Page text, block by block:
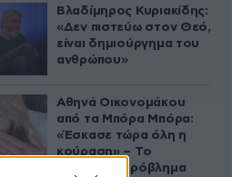
Βλαδίμηρος Κυριακίδης:
«Δεν πιστεύω στον Θεό,
είναι δημιούργημα του
ανθρώπου»
Αθηνά Οικονομάκου
από τα Μπόρα Μπόρα:
«Έσκασε τώρα όλη η
κούραση» – Το
απρόοπτο πρόβλημα